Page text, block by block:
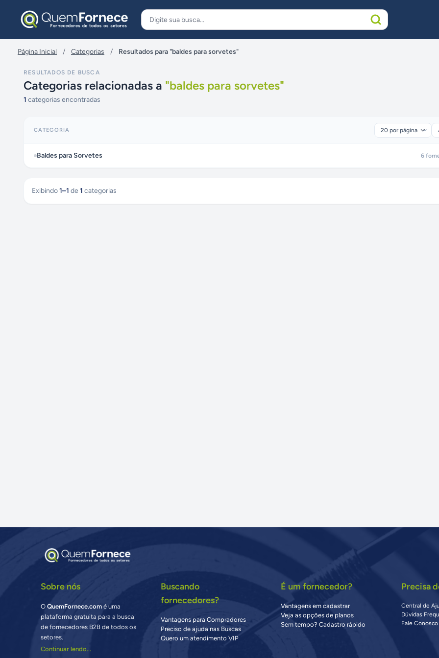
Página Inicial / Categorias / Resultados para "baldes para sorvetes"
RESULTADOS DE BUSCA
Categorias relacionadas a "baldes para sorvetes"
1 categorias encontradas
CATEGORIA
Baldes para Sorvetes 6
Exibindo1–1 de 1 categorias
Sobre nós
OQuemFornece.com é uma
plataforma gratuita para a busca
de fornecedores B2B de todos os
setores.
Continuar lendo...
Buscando
fornecedores?
Vantagens para Compradores
Preciso de ajuda nas Buscas
Quero um atendimento VIP
É um fornecedor?
Vantagens em cadastrar
Veja as opções de planos
Sem tempo? Cadastro rápido
Precisa
Central de
Dúvidas
Fale Conosco